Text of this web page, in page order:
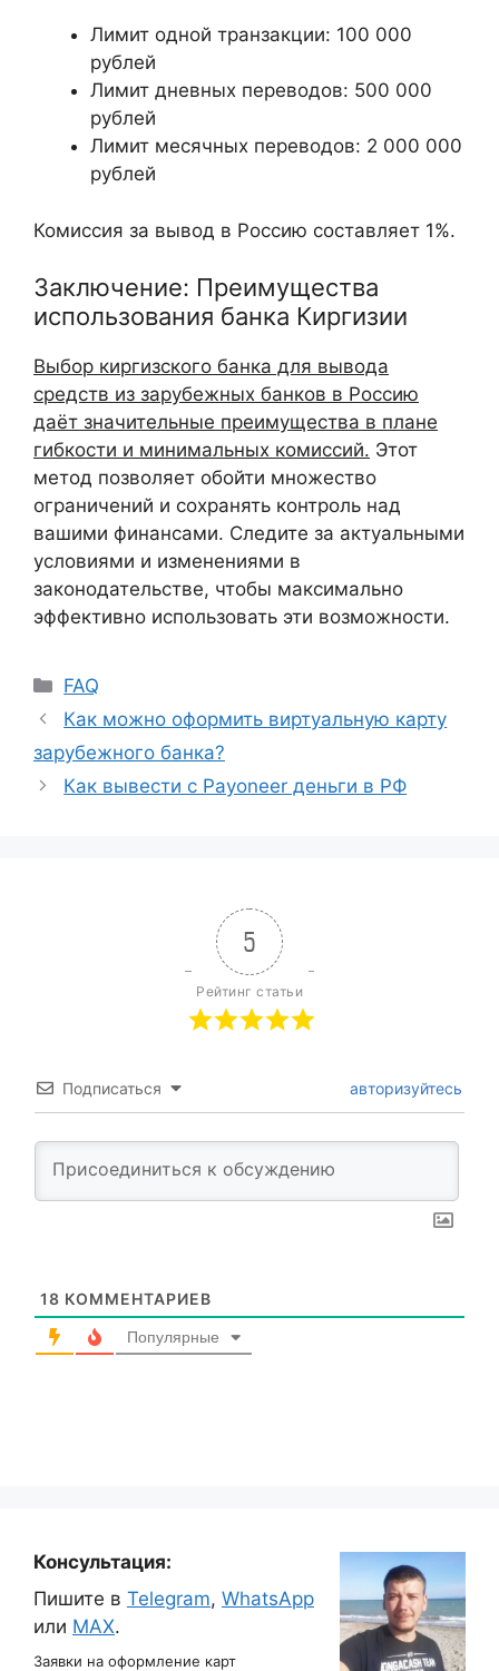
Лимит одной транзакции: 100 000
рублей
Лимит дневных переводов: 500 000
рублей
Лимит месячных переводов: 2 000 000
рублей
Комиссия за вывод в Россию составляет 1%.
Заключение: Преимущества
использования банка Киргизии
Выбор киргизского банка для вывода
средств из зарубежных банков в Россию
даёт значительные преимущества в плане
гибкости и минимальных комиссий. Этот
метод позволяет обойти множество
ограничений и сохранять контроль над
вашими финансами. Следите за актуальными
условиями и изменениями в
законодательстве, чтобы максимально
эффективно использовать эти возможности.
FAQ
Как можно оформить виртуальную карту
зарубежного банка?
Как вывести с Payoneer деньги в РФ
5
Рейтинг статьи
Подписаться авторизуйтесь
18 КОММЕНТАРИЕВ
Популярные
Консультация:
Пишите в Telegram, WhatsApp
или MAX.
Заявки на оформление карт